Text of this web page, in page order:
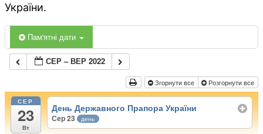
України.
Пам'ятні дати
СЕР – ВЕР 2022
Згорнути все Розгорнути все
СЕР
23
Вт
День Державного Прапора України
Сер 23 день